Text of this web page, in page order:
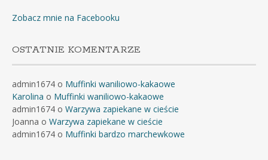
Zobacz mnie na Facebooku
OSTATNIE KOMENTARZE
admin1674 o Muffinki waniliowo-kakaowe
Karolina o Muffinki waniliowo-kakaowe
admin1674 o Warzywa zapiekane w cieście
Joanna o Warzywa zapiekane w cieście
admin1674 o Muffinki bardzo marchewkowe